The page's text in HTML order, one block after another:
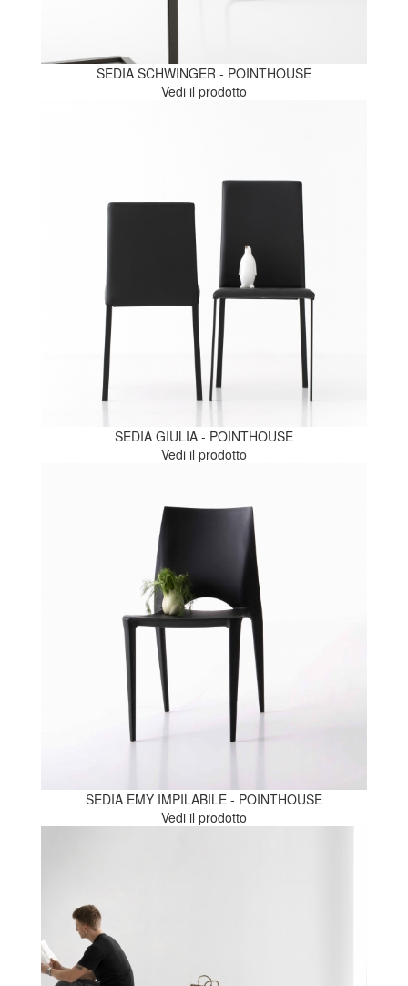
SEDIA SCHWINGER - POINTHOUSE
Vedi il prodotto
SEDIA GIULIA - POINTHOUSE
Vedi il prodotto
SEDIA EMY IMPILABILE - POINTHOUSE
Vedi il prodotto